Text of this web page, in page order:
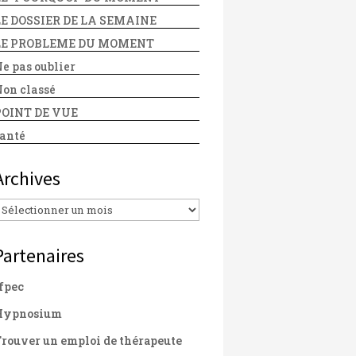
DOSSIER DE LA SEMAINE
PROBLEME DU MOMENT
pas oublier
classé
DE VUE
un emploi de thérapeute